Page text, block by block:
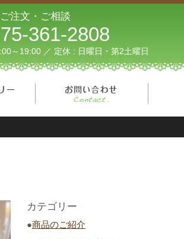
注文・ご相談
361-2808
～19:00 ／ 定休 : 日曜日・第2土曜日
フォトギャラリー
カテゴリー
商品のご紹介